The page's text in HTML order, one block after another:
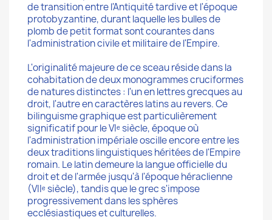
de transition entre l'Antiquité tardive et l'époque
protobyzantine, durant laquelle les bulles de
plomb de petit format sont courantes dans
l'administration civile et militaire de l'Empire.
L'originalité majeure de ce sceau réside dans la
cohabitation de deux monogrammes cruciformes
de natures distinctes : l'un en lettres grecques au
droit, l'autre en caractères latins au revers. Ce
bilinguisme graphique est particulièrement
significatif pour le VIᵉ siècle, époque où
l'administration impériale oscille encore entre les
deux traditions linguistiques héritées de l'Empire
romain. Le latin demeure la langue officielle du
droit et de l'armée jusqu'à l'époque héraclienne
(VIIᵉ siècle), tandis que le grec s'impose
progressivement dans les sphères
ecclésiastiques et culturelles.